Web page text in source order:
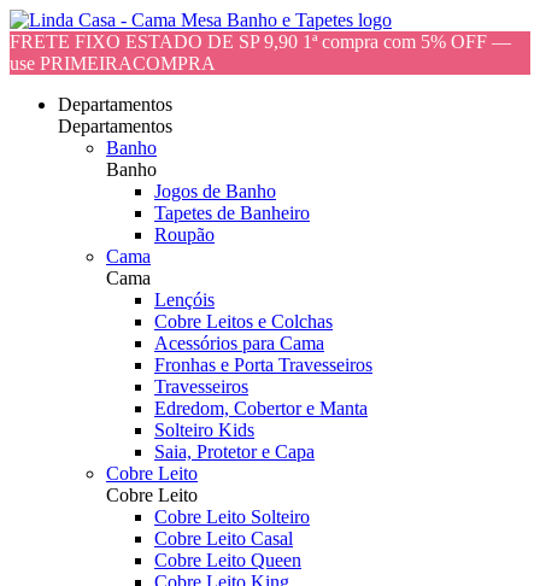
FRETE FIXO ESTADO DE SP 9,90 1ª compra com 5% OFF —
use PRIMEIRACOMPRA
Departamentos
Departamentos
Banho
Banho
Jogos de Banho
Tapetes de Banheiro
Roupão
Cama
Cama
Lençóis
Cobre Leitos e Colchas
Acessórios para Cama
Fronhas e Porta Travesseiros
Travesseiros
Edredom, Cobertor e Manta
Solteiro Kids
Saia, Protetor e Capa
Cobre Leito
Cobre Leito
Cobre Leito Solteiro
Cobre Leito Casal
Cobre Leito Queen
Cobre Leito King